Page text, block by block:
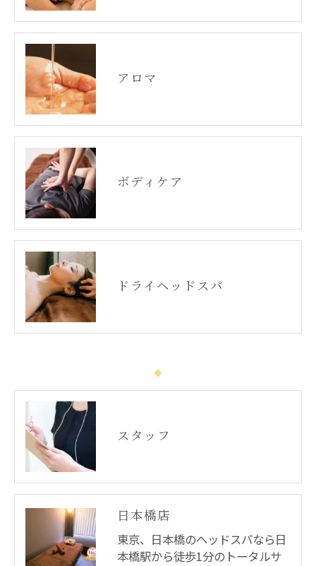
アロマ
ボディケア
ドライヘッドスパ
スタッフ
日本橋店
東京、日本橋のヘッドスパなら日
本橋駅から徒歩1分のトータルサ